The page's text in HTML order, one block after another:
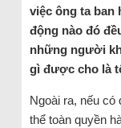
việc ông ta ban
động nào đó
những người
gì được cho là
Ngoài ra, nếu có
thể toàn quyền